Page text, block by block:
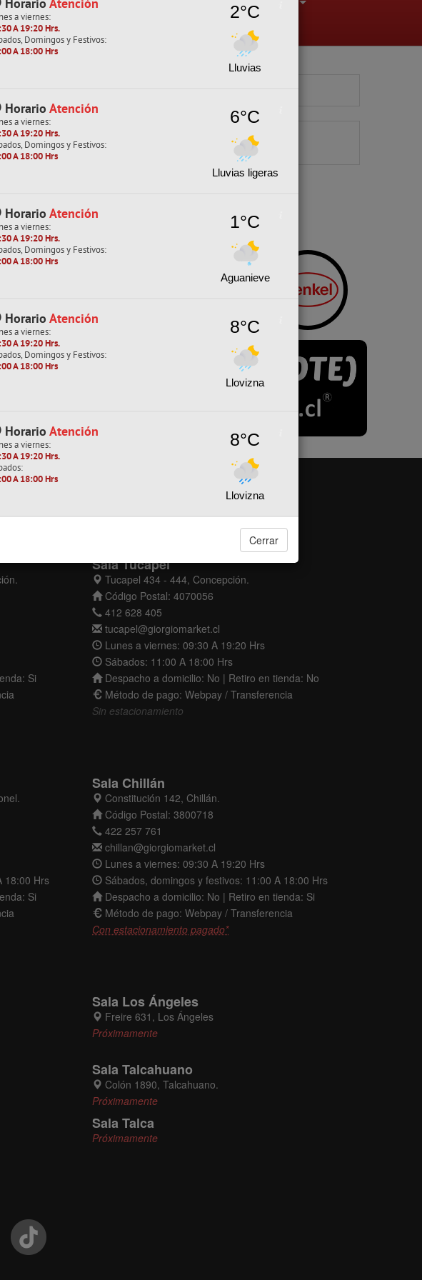
a viernes:
A 19:20 Hrs.
Domingos y Festivos:
A 18:00 Hrs
2°C
Lluvias
Horario Atención
a viernes:
A 19:20 Hrs.
Domingos y Festivos:
A 18:00 Hrs
6°C
Lluvias ligeras
Horario Atención
a viernes:
A 19:20 Hrs.
Domingos y Festivos:
A 18:00 Hrs
1°C
Aguanieve
Horario Atención
a viernes:
A 19:20 Hrs.
Domingos y Festivos:
A 18:00 Hrs
8°C
Llovizna
Horario Atención
a viernes:
A 19:20 Hrs.
A 18:00 Hrs
8°C
Llovizna
Cerrar
+ +
Si
Sala Tucapel
Tucapel 434 - 444, Concepción.
Código Postal: 4070056
412 628 405
tucapel@giorgiomarket.cl
Lunes a viernes: 09:30 A 19:20 Hrs
Sábados: 11:00 A 18:00 Hrs
Despacho a domicilio: No | Retiro en tienda: No
Método de pago: Webpay / Transferencia
Sin estacionamiento
18:00 Hrs
Si
Sala Chillán
Constitución 142, Chillán.
Código Postal: 3800718
422 257 761
chillan@giorgiomarket.cl
Lunes a viernes: 09:30 A 19:20 Hrs
Sábados, domingos y festivos: 11:00 A 18:00 Hrs
Despacho a domicilio: No | Retiro en tienda: Si
Método de pago: Webpay / Transferencia
Con estacionamiento pagado*
Sala Los Ángeles
Freire 631, Los Ángeles
Próximamente
Sala Talcahuano
Colón 1890, Talcahuano.
Próximamente
Sala Talca
Próximamente